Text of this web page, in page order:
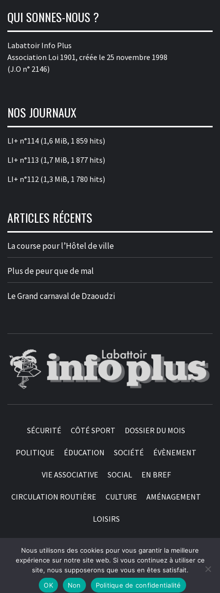
QUI SONNES-NOUS ?
Labattoir Info Plus
Association Loi 1901, créée le 25 novembre 1998
(J.O n° 2146)
NOS JOURNAUX
LI+ n°114 (1,6 MiB, 1 859 hits)
LI+ n°113 (1,7 MiB, 1 877 hits)
LI+ n°112 (1,3 MiB, 1 780 hits)
ARTICLES RÉCENTS
La course pour l’Hôtel de ville
Plus de peur que de mal
Le Grand carnaval de Dzaoudzi
SÉCURITÉ CÔTÉ SPORT DOSSIER DU MOIS
POLITIQUE ÉDUCATION SOCIÉTÉ ÉVÈNEMENT
VIE ASSOCIATIVE SOCIAL EN BREF
CIRCULATION ROUTIÈRE CULTURE AMÉNAGEMENT
LOISIRS
© 1998 - 2026 Labattoir Info Plus | Association Loi 1901,
créée le 25 Novembre 1998 (J.O n° 2146) | Tous droits
réservés
Nous utilisons des cookies pour vous garantir la meilleure
expérience sur notre site web. Si vous continuez à utiliser ce
site, nous supposerons que vous en êtes satisfait.
OK
Non Politique de confidentialité